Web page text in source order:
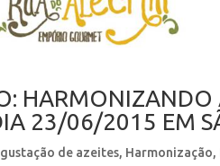
HARMONIZANDO
23/06/2015 EM
de azeites, Harmonização,